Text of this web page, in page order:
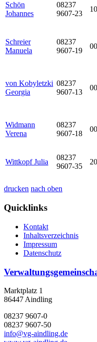
Schön
Johannes
08237
9607-23
Schreier
Manuela
08237
9607-19
von Kobyletzki
Georgia
08237
9607-13
Widmann
Verena
08237
9607-18
Wittkopf Julia
08237
9607-35
drucken nach oben
Quicklinks
Kontakt
Inhaltsverzeichnis
Impressum
Datenschutz
Marktplatz 1
86447 Aindling
08237 9607-0
08237 9607-50
info@vg-aindling.de